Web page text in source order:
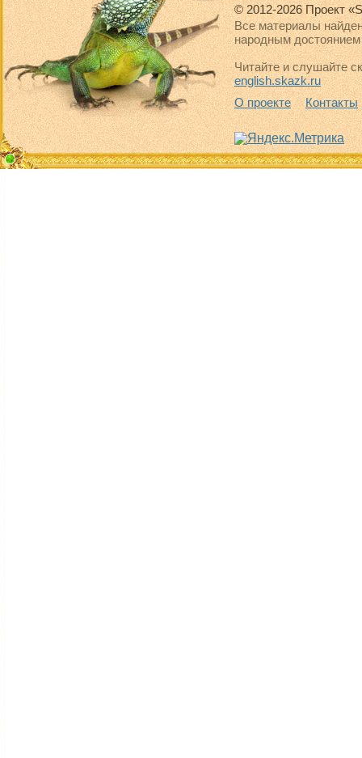
© 2012-2026 Проект
Все материалы
народным достоянием
Читайте и слушайте
english.skazk.ru
О проекте
Контакты